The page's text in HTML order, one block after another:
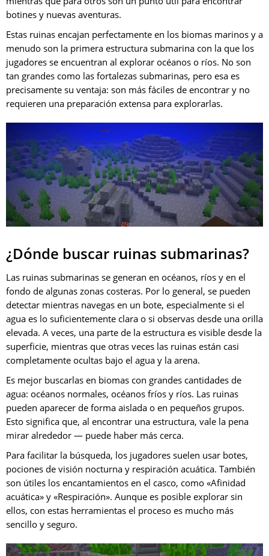
botines y nuevas aventuras.
Estas ruinas encajan perfectamente en los biomas marinos y a
menudo son la primera estructura submarina con la que los
jugadores se encuentran al explorar océanos o ríos. No son
tan grandes como las fortalezas submarinas, pero esa es
precisamente su ventaja: son más fáciles de encontrar y no
requieren una preparación extensa para explorarlas.
¿Dónde buscar ruinas submarinas?
Las ruinas submarinas se generan en océanos, ríos y en el
fondo de algunas zonas costeras. Por lo general, se pueden
detectar mientras navegas en un bote, especialmente si el
agua es lo suficientemente clara o si observas desde una orilla
elevada. A veces, una parte de la estructura es visible desde la
superficie, mientras que otras veces las ruinas están casi
completamente ocultas bajo el agua y la arena.
Es mejor buscarlas en biomas con grandes cantidades de
agua: océanos normales, océanos fríos y ríos. Las ruinas
pueden aparecer de forma aislada o en pequeños grupos.
Esto significa que, al encontrar una estructura, vale la pena
mirar alrededor — puede haber más cerca.
Para facilitar la búsqueda, los jugadores suelen usar botes,
pociones de visión nocturna y respiración acuática. También
son útiles los encantamientos en el casco, como «Afinidad
acuática» y «Respiración». Aunque es posible explorar sin
ellos, con estas herramientas el proceso es mucho más
sencillo y seguro.